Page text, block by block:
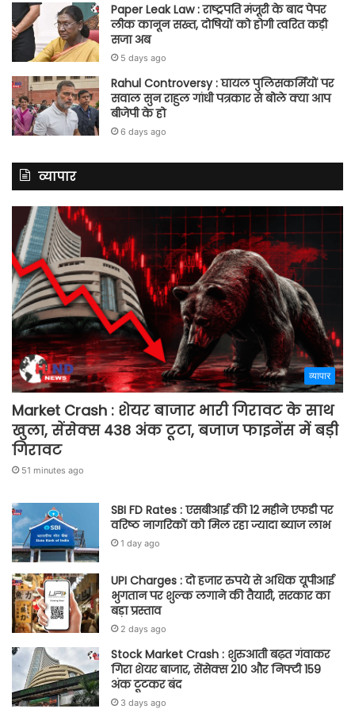
Paper Leak Law : राष्ट्रपति मंजूरी के बाद पेपर
लीक कानून सख्त, दोषियों को होगी त्वरित कड़ी
सजा अब
5 days ago
Rahul Controversy : घायल पुलिसकर्मियों पर
सवाल सुन राहुल गांधी पत्रकार से बोले क्या आप
बीजेपी के हो
6 days ago
व्यापार
व्यापार
Market Crash : शेयर बाजार भारी गिरावट के साथ
खुला, सेंसेक्स 438 अंक टूटा, बजाज फाइनेंस में बड़ी
गिरावट
51 minutes ago
SBI FD Rates : एसबीआई की 12 महीने एफडी पर
वरिष्ठ नागरिकों को मिल रहा ज्यादा ब्याज लाभ
1 day ago
UPI Charges : दो हजार रुपये से अधिक यूपीआई
भुगतान पर शुल्क लगाने की तैयारी, सरकार का
बड़ा प्रस्ताव
2 days ago
Stock Market Crash : शुरुआती बढ़त गंवाकर
गिरा शेयर बाजार, सेंसेक्स 210 और निफ्टी 159
अंक टूटकर बंद
3 days ago